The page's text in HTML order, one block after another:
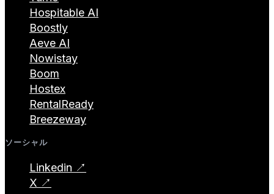
Hospitable AI
Boostly
Aeve AI
Nowistay
Boom
Hostex
RentalReady
Breezeway
ソーシャル
Linkedin ↗
X ↗